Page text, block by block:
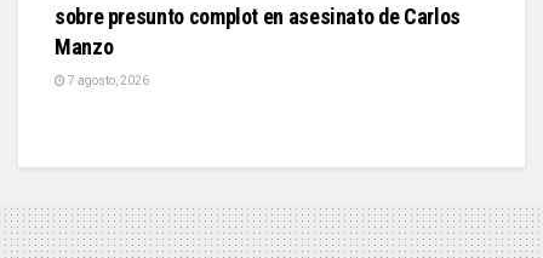
sobre presunto complot en asesinato de Carlos
Manzo
7 agosto, 2026